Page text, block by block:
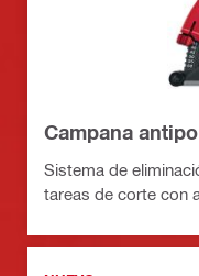
Campana
Sistema de
tareas de corte con